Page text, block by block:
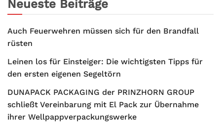
Neueste Beiträge
Auch Feuerwehren müssen sich für den Brandfall
rüsten
Leinen los für Einsteiger: Die wichtigsten Tipps für
den ersten eigenen Segeltörn
DUNAPACK PACKAGING der PRINZHORN GROUP
schließt Vereinbarung mit El Pack zur Übernahme
ihrer Wellpappverpackungswerke